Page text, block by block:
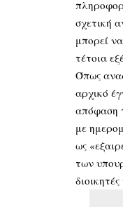
σχετική
μπορεί
τέτοια
Όπως
αρχικό
απόφαση
με
ως
των